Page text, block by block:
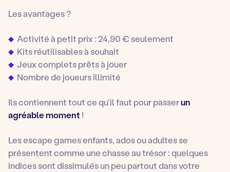
Les avantages ?
Activité à petit prix : 24,90 € seulement
Kits réutilisables à souhait
Jeux complets prêts à jouer
Nombre de joueurs illimité
Ils contiennent tout ce qu’il faut pour passerun
agréable moment!
Les escape games enfants, ados ou adultes se
présentent comme une chasse au trésor : quelques
indices sont dissimulés un peu partout dans votre